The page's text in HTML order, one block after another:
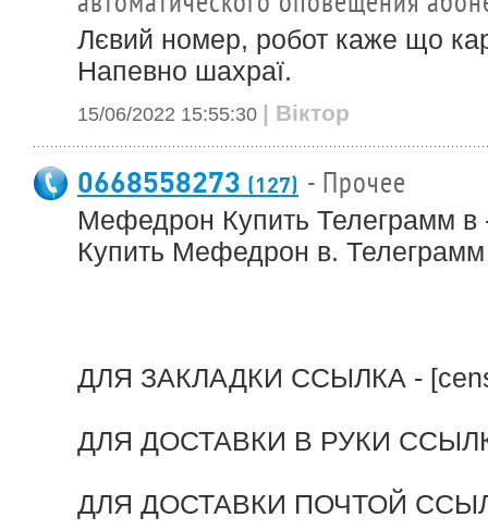
Лєвий номер, робот каже що
Напевно шахраї.
15/06/2022 15:55:30 | Віктор
0668558273 (127) - Прочее
Мефедрон Купить Телеграмм в
Купить Мефедрон в.
ДЛЯ ЗАКЛАДКИ ССЫЛКА -
ДЛЯ ДОСТАВКИ В РУКИ
ДЛЯ ДОСТАВКИ ПОЧТОЙ